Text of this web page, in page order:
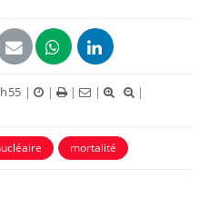
| | | |
|
mortalité